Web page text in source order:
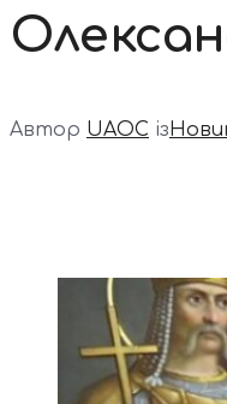
Автор UAOC із